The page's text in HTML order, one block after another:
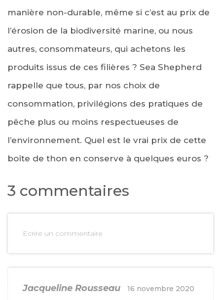
manière non-durable, même si c’est au prix de
l’érosion de la biodiversité marine, ou nous
autres, consommateurs, qui achetons les
produits issus de ces filières ? Sea Shepherd
rappelle que tous, par nos choix de
consommation, privilégions des pratiques de
pêche plus ou moins respectueuses de
l’environnement. Quel est le vrai prix de cette
boîte de thon en conserve à quelques euros ?
3 commentaires
Ecrire un commentaire
Jacqueline Rousseau 16 novembre 2020